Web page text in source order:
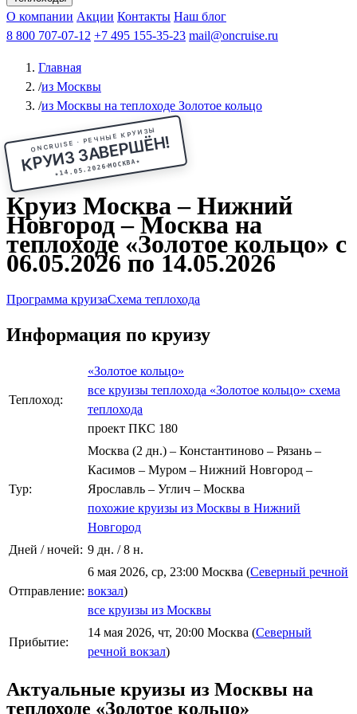
Чебоксарыиз Волгоградаиз Саратова Все города
КазаньВ Нижний НовгородВ ПермьВ Ростов-на-Дону
РыбинскНа СоловкиНа ВалаамПо ОкеПо Енисею
Афанасий Никитин Октябрьская революция
ФединАлександр СвешниковИван
МироновА.С.Попов
О компании Акции Контакты Наш блог
8 800 707-07-12 +7 495 155-35-23 mail@oncruise.ru
Главная
/из Москвы
/из Москвы на теплоходе Золотое кольцо
ONCRUISE · РЕЧНЫЕ КРУИЗЫ
КРУИЗ ЗАВЕРШЁН!
★14.05.2026МОСКВА★
Круиз Москва – Нижний
Новгород – Москва на
теплоходе «Золотое кольцо» с
06.05.2026 по 14.05.2026
Программа круизаСхема теплохода
Информация по круизу
Теплоход:
«Золотое кольцо»
все круизы теплохода «Золотое кольцо» схема
теплохода
проект ПКС 180
Тур:
Москва (2 дн.) – Константиново – Рязань –
Касимов – Муром – Нижний Новгород –
Ярославль – Углич – Москва
похожие круизы из Москвы в Нижний
Новгород
Дней / ночей: 9 дн. / 8 н.
Отправление:
6 мая 2026, ср, 23:00 Москва (Северный речной
вокзал)
все круизы из Москвы
Прибытие:
14 мая 2026, чт, 20:00 Москва (Северный
речной вокзал)
Актуальные круизы из Москвы на
теплоходе «Золотое кольцо»